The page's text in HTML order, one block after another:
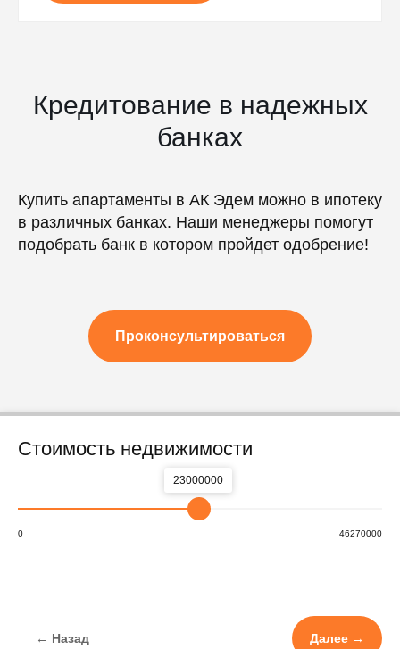
Кредитование в надежных
банках
Купить апартаменты в АК Эдем можно в ипотеку
в различных банках. Наши менеджеры помогут
подобрать банк в котором пройдет одобрение!
Проконсультироваться
Стоимость недвижимости
23000000
0 46270000
← Назад Далее →